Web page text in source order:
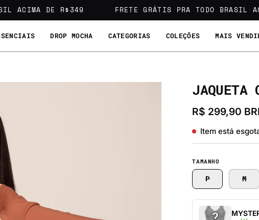
DE R$349 FRETE GRÁTIS PRA TODO BRASIL
DROP MOCHA CATEGORIAS COLEÇÕES MAIS
JAQUETA
R$ 299,90
Item está
TAMANHO
P M